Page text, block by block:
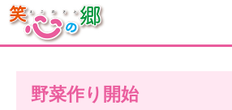
野菜作り開始